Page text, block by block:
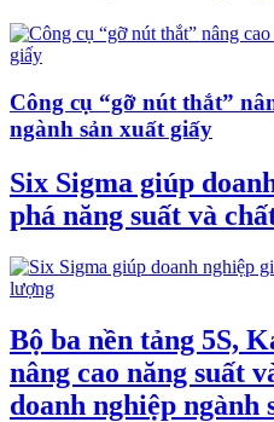
Công cụ “gỡ nút thắt”
ngành sản xuất giấy
Six Sigma giúp
phá năng suất và
Bộ ba nền tảng 5S,
nâng cao năng suất
doanh nghiệp ngành